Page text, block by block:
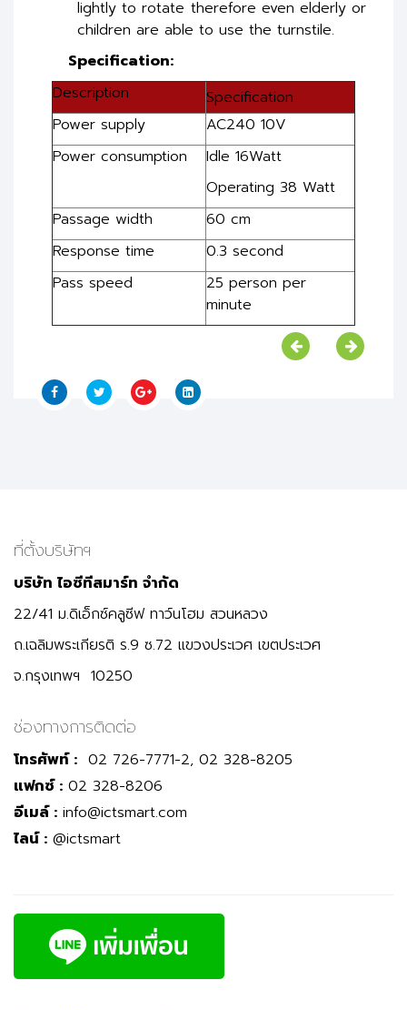
lightly to rotate therefore even elderly or
children are able to use the turnstile.
Specification:
Description
Specification
Power supply
AC240 10V
Power consumption
Idle 16Watt
Operating 38 Watt
Passage width
60 cm
Response time
0.3 second
Pass speed
25 person per
minute
ที่ตั้งบริษัทฯ
บริษัท ไอซีทีสมาร์ท จำกัด
22/41 ม.ดิเอ็กซ์คลูซีฟ ทาว์นโฮม สวนหลวง
ถ.เฉลิมพระเกียรติ ร.9 ซ.72 แขวงประเวศ เขตประเวศ
จ.กรุงเทพฯ 10250
ช่องทางการติดต่อ
โทรศัพท์ : 02 726-7771-2, 02 328-8205
แฟกซ์ : 02 328-8206
อีเมล์ : info@ictsmart.com
ไลน์ : @ictsmart